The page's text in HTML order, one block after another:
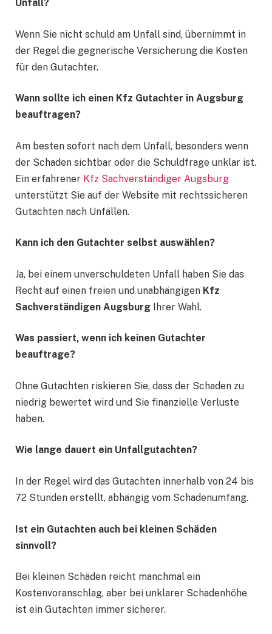
Unfall?
Wenn Sie nicht schuld am Unfall sind, übernimmt in
der Regel die gegnerische Versicherung die Kosten
für den Gutachter.
Wann sollte ich einen Kfz Gutachter in Augsburg
beauftragen?
Am besten sofort nach dem Unfall, besonders wenn
der Schaden sichtbar oder die Schuldfrage unklar ist.
Ein erfahrener Kfz Sachverständiger Augsburg
unterstützt Sie auf der Website mit rechtssicheren
Gutachten nach Unfällen.
Kann ich den Gutachter selbst auswählen?
Ja, bei einem unverschuldeten Unfall haben Sie das
Recht auf einen freien und unabhängigen Kfz
Sachverständigen Augsburg Ihrer Wahl.
Was passiert, wenn ich keinen Gutachter
beauftrage?
Ohne Gutachten riskieren Sie, dass der Schaden zu
niedrig bewertet wird und Sie finanzielle Verluste
haben.
Wie lange dauert ein Unfallgutachten?
In der Regel wird das Gutachten innerhalb von 24 bis
72 Stunden erstellt, abhängig vom Schadenumfang.
Ist ein Gutachten auch bei kleinen Schäden
sinnvoll?
Bei kleinen Schäden reicht manchmal ein
Kostenvoranschlag, aber bei unklarer Schadenhöhe
ist ein Gutachten immer sicherer.